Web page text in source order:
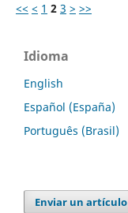
<< < 1 2 3 > >>
Idioma
English
Español (España)
Português (Brasil)
Enviar un artículo